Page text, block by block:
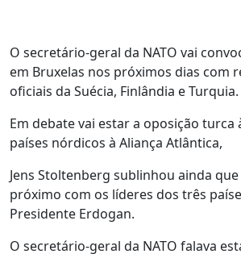
O secretário-geral da NATO vai
em Bruxelas nos próximos dias com
oficiais da Suécia, Finlândia e Turquia.
Em debate vai estar a oposição turca
países nórdicos à Aliança Atlântica,
Jens Stoltenberg sublinhou ainda
próximo com os líderes dos três
Presidente Erdogan.
O secretário-geral da NATO falava